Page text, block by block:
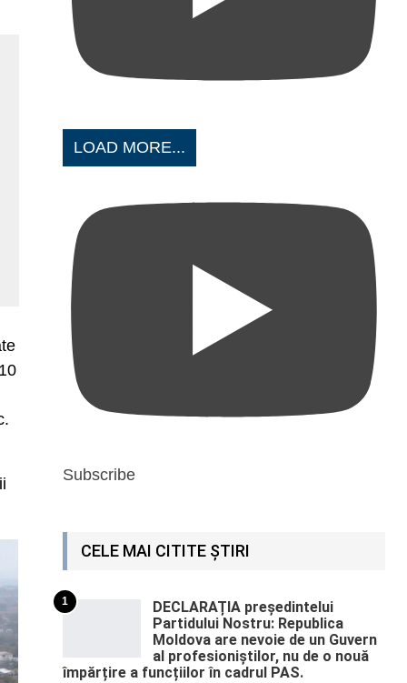
LOAD MORE...
Subscribe
CELE MAI CITITE ȘTIRI
1
DECLARAȚIA președintelui
Partidului Nostru: Republica
Moldova are nevoie de un Guvern
al profesioniștilor, nu de o nouă
împărțire a funcțiilor în cadrul PAS.